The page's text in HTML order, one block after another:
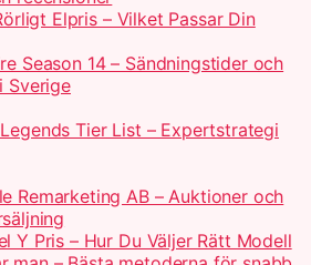
Elpris – Vilket Passar Din
Season 14 – Sändningstider och
Sverige
Tier List – Expertstrategi
Remarketing AB – Auktioner och
Y Pris – Hur Du Väljer Rätt Modell